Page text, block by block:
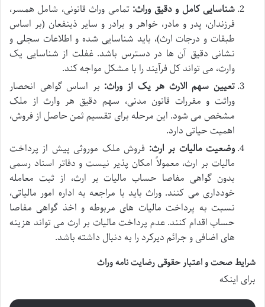
شناسایی کامل و دقیق وراث: تمامی وراث قانونی، شامل همسر،
فرزندان، پدر و مادر، خواهر و برادر و سایر ذینفعان (بر اساس
طبقات و درجات ارث)، باید شناسایی شده و اطلاعات سجلی و
نشانی دقیق آن ها در دسترس باشد. غفلت از شناسایی یک
وارث، می تواند کل فرآیند را با مشکل مواجه کند.
تعیین سهم الارث هر یک از وراث: بر اساس گواهی انحصار
وراثت و مقررات قانون مدنی، سهم دقیق هر وارث از ملک
مشخص می شود. این مرحله برای تقسیم ثمن حاصل از فروش،
اهمیت حیاتی دارد.
وضعیت مالیات بر ارث: فروش ملک موروثی پیش از پرداخت
مالیات بر ارث، معمولاً امکان پذیر نیست و دفاتر اسناد رسمی
بدون گواهی مفاصا حساب مالیات بر ارث، از ثبت معامله
خودداری می کنند. وراث باید با مراجعه به اداره امور مالیاتی،
نسبت به پرداخت مالیات های مربوطه و اخذ گواهی مفاصا
حساب اقدام کنند. عدم پرداخت مالیات بر ارث می تواند هزینه
های اضافی و جرائم دیرکرد را به دنبال داشته باشد.
شرایط صحت و اعتبار حقوقی رضایت نامه وراث
برای اینکه